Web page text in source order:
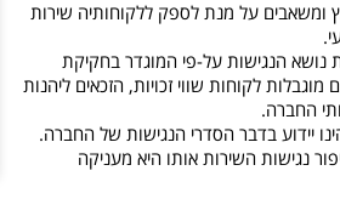
על מנת לספק ללקוחותיה שירות
הנגישות על-פי המוגדר בחקיקת
לקוחות שווי זכויות, הזכאים ליהנות
החברה.
יידוע בדבר הסדרי הנגישות של החברה.
נגישות השירות אותו היא מעניקה